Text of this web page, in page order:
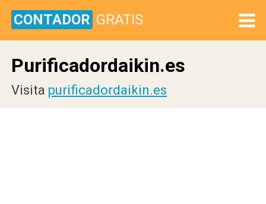
CONTADOR GRATIS
Purificadordaikin.es
Visita purificadordaikin.es